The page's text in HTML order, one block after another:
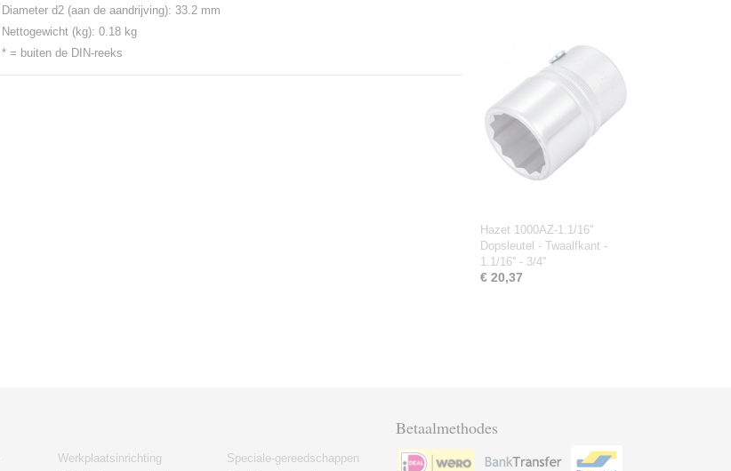
Diameter d2 (aan de aandrijving): 33.2 mm
Nettogewicht (kg): 0.18 kg
* = buiten de DIN-reeks
Hazet 1000AZ-1.1/16''
Dopsleutel - Twaalfkant -
1.1/16'' - 3/4''
€ 20,37
Werkplaatsinrichting
Speciale-gereedschappen
Betaalmethodes